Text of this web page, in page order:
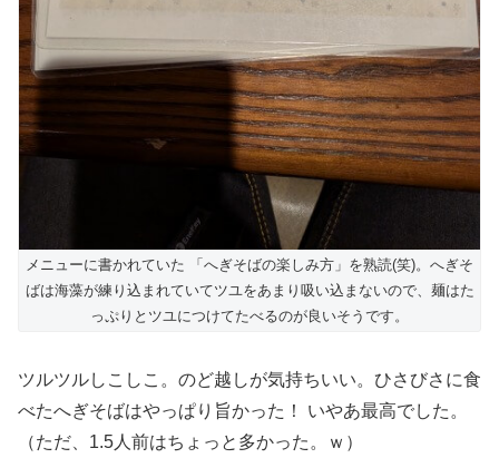
メニューに書かれていた 「へぎそばの楽しみ方」を熟読(笑)。へぎそ
ばは海藻が練り込まれていてツユをあまり吸い込まないので、麺はた
っぷりとツユにつけてたべるのが良いそうです。
ツルツルしこしこ。のど越しが気持ちいい。ひさびさに食
べたへぎそばはやっぱり旨かった！ いやあ最高でした。
（ただ、1.5人前はちょっと多かった。ｗ）